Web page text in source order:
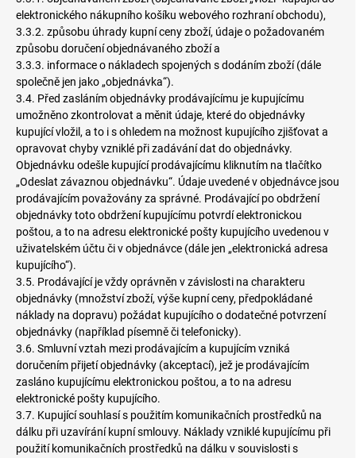
elektronického nákupního košíku webového rozhraní obchodu),
3.3.2. způsobu úhrady kupní ceny zboží, údaje o požadovaném
způsobu doručení objednávaného zboží a
3.3.3. informace o nákladech spojených s dodáním zboží (dále
společně jen jako „objednávka“).
3.4. Před zasláním objednávky prodávajícímu je kupujícímu
umožněno zkontrolovat a měnit údaje, které do objednávky
kupující vložil, a to i s ohledem na možnost kupujícího zjišťovat a
opravovat chyby vzniklé při zadávání dat do objednávky.
Objednávku odešle kupující prodávajícímu kliknutím na tlačítko
„Odeslat závaznou objednávku“. Údaje uvedené v objednávce jsou
prodávajícím považovány za správné. Prodávající po obdržení
objednávky toto obdržení kupujícímu potvrdí elektronickou
poštou, a to na adresu elektronické pošty kupujícího uvedenou v
uživatelském účtu či v objednávce (dále jen „elektronická adresa
kupujícího“).
3.5. Prodávající je vždy oprávněn v závislosti na charakteru
objednávky (množství zboží, výše kupní ceny, předpokládané
náklady na dopravu) požádat kupujícího o dodatečné potvrzení
objednávky (například písemně či telefonicky).
3.6. Smluvní vztah mezi prodávajícím a kupujícím vzniká
doručením přijetí objednávky (akceptací), jež je prodávajícím
zasláno kupujícímu elektronickou poštou, a to na adresu
elektronické pošty kupujícího.
3.7. Kupující souhlasí s použitím komunikačních prostředků na
dálku při uzavírání kupní smlouvy. Náklady vzniklé kupujícímu při
použití komunikačních prostředků na dálku v souvislosti s